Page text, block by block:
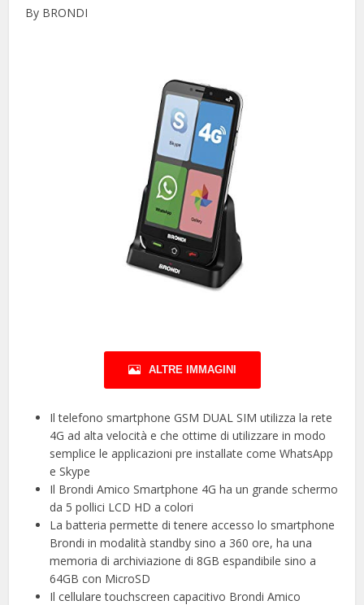
By BRONDI
ALTRE IMMAGINI
Il telefono smartphone GSM DUAL SIM utilizza la rete
4G ad alta velocità e che ottime di utilizzare in modo
semplice le applicazioni pre installate come WhatsApp
e Skype
Il Brondi Amico Smartphone 4G ha un grande schermo
da 5 pollici LCD HD a colori
La batteria permette di tenere accesso lo smartphone
Brondi in modalità standby sino a 360 ore, ha una
memoria di archiviazione di 8GB espandibile sino a
64GB con MicroSD
Il cellulare touchscreen capacitivo Brondi Amico